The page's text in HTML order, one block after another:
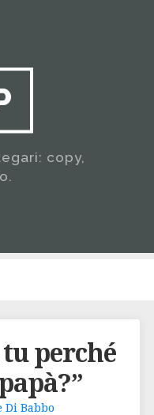
copy,
perché
Di Babbo